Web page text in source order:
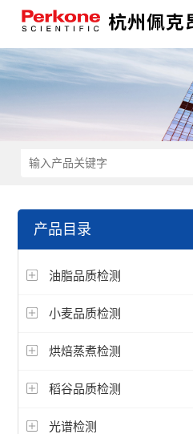
产品目录
油脂品质检测
小麦品质检测
烘焙蒸煮检测
稻谷品质检测
光谱检测